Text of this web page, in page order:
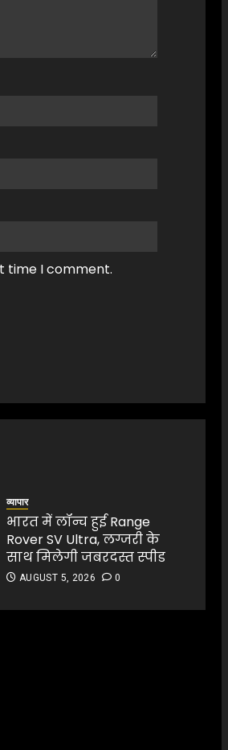
time I comment.
व्यापार
भारत में लॉन्च हुई Range
Rover SV Ultra, लग्जरी के
साथ मिलेगी जबरदस्त स्पीड
AUGUST 5, 2026 0